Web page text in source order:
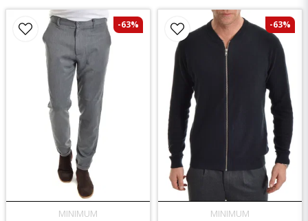
MINIMUM
-63%
MINIMUM
-63%